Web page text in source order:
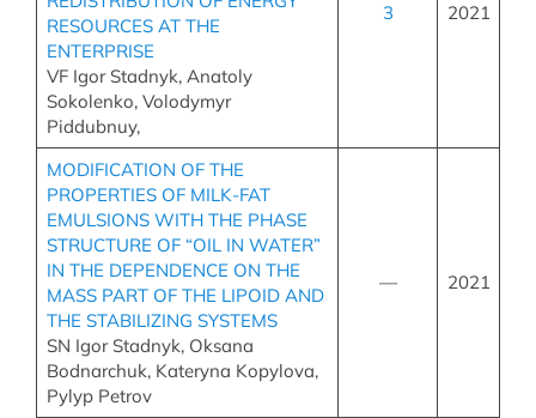
RESOURCES AT THE
ENTERPRISE
VF Igor Stadnyk, Anatoly
Sokolenko, Volodymyr
Piddubnuy,
3 2021
MODIFICATION OF THE
PROPERTIES OF MILK-FAT
EMULSIONS WITH THE PHASE
STRUCTURE OF “OIL IN WATER”
IN THE DEPENDENCE ON THE
MASS PART OF THE LIPOID AND
THE STABILIZING SYSTEMS
SN Igor Stadnyk, Oksana
Bodnarchuk, Kateryna Kopylova,
Pylyp Petrov
— 2021